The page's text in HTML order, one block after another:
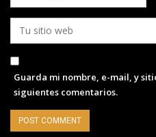
Guarda mi nombre, e-mail, y
siguientes comentarios.